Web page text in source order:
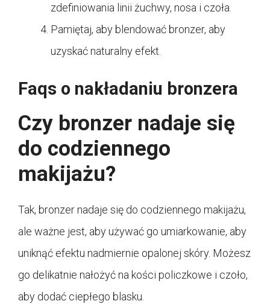
zdefiniowania linii żuchwy, nosa i czoła.
Pamiętaj, aby blendować bronzer, aby
uzyskać naturalny efekt.
Faqs o nakładaniu bronzera
Czy bronzer nadaje się
do codziennego
makijażu?
Tak, bronzer nadaje się do codziennego makijażu,
ale ważne jest, aby używać go umiarkowanie, aby
uniknąć efektu nadmiernie opalonej skóry. Możesz
go delikatnie nałożyć na kości policzkowe i czoło,
aby dodać ciepłego blasku.